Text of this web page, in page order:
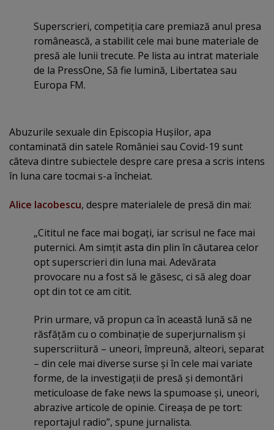
Superscrieri, competiţia care premiază anul presa
românească, a stabilit cele mai bune materiale de
presă ale lunii trecute. Pe lista au intrat materiale
de la PressOne, Să fie lumină, Libertatea sau
Europa FM.
Abuzurile sexuale din Episcopia Huşilor, apa
contaminată din satele României sau Covid-19 sunt
câteva dintre subiectele despre care presa a scris intens
în luna care tocmai s-a încheiat.
Alice Iacobescu, despre materialele de presă din mai:
„Cititul ne face mai bogaţi, iar scrisul ne face mai
puternici. Am simţit asta din plin în căutarea celor
opt superscrieri din luna mai. Adevărata
provocare nu a fost să le găsesc, ci să aleg doar
opt din tot ce am citit.
Prin urmare, vă propun ca în această lună să ne
răsfăţăm cu o combinaţie de superjurnalism şi
superscriitură – uneori, împreună, alteori, separat
– din cele mai diverse surse şi în cele mai variate
forme, de la investigaţii de presă şi demontări
meticuloase de fake news la spumoase şi, uneori,
abrazive articole de opinie. Cireaşa de pe tort:
reportajul radio”, spune jurnalista.